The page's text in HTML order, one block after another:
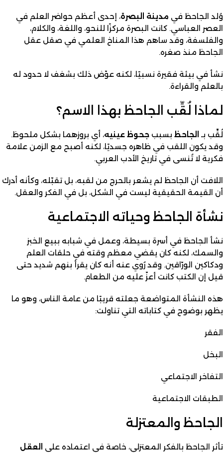
وُلد الجاحظ في مدينة البصرة، إحدى أعظم حواضر العلم في
العصر العباسي. كانت البصرة مركزًا للنحو، واللغة، والكلام،
والفلسفة، وقد ساهم هذا المناخ العلمي في صقل عقل
الجاحظ منذ صغره.
نشأ في بيئة فقيرة نسبيًا، لكنه عوّض ذلك بشغف لا حدود له
بالعلم والقراءة.
لماذا لُقِّب الجاحظ بهذا الاسم؟
لُقِّب بـ الجاحظ بسبب جحوظ عينيه، أي بروزهما بشكل ملحوظ.
وقد يكون اللقب في ظاهره جسديًا، لكنه أصبح مع الزمن علامة
فكرية لا تُنسى في تاريخ الأدب العربي.
اللافت أن الجاحظ لم يشعر بالحرج من لقبه، بل تقبّله، وكأنه أدرك
أن القيمة الحقيقية ليست في الشكل، بل في الفكر والعقل.
نشأة الجاحظ وحياته الاجتماعية
نشأ الجاحظ في أسرة بسيطة، وعمل في شبابه ببيع الخبز
والسمك، لكنه كان يقضي معظم وقته في حلقات العلم
ودكاكين الورّاقين. وقد رُوي عنه أنه كان يقرأ بنهم شديد حتى
قيل إن الكتب كانت أعزّ عليه من الطعام.
هذه النشأة المتواضعة جعلته قريبًا من عامة الناس، وهو ما
يظهر بوضوح في كتاباته التي تناولت:
الفقر
البخل
التفاخر الاجتماعي
الطبقات الاجتماعية
الجاحظ والمعتزلة
تأثر الجاحظ بالفكر المعتزلي، خاصة في اعتماده على
العقل